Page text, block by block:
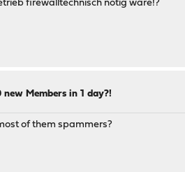
firewalltechnisch nötig wäre!?
new Members in 1 day?!
of them spammers?